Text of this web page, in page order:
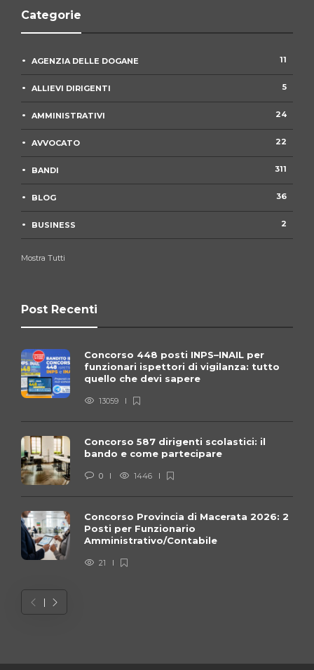
Categorie
AGENZIA DELLE DOGANE 11
ALLIEVI DIRIGENTI 5
AMMINISTRATIVI 24
AVVOCATO 22
BANDI 311
BLOG 36
BUSINESS 2
Mostra Tutti
Post Recenti
Concorso 448 posti INPS–INAIL per
funzionari ispettori di vigilanza: tutto
quello che devi sapere
13059
Concorso 587 dirigenti scolastici: il
bando e come partecipare
0 1446
Concorso Provincia di Macerata 2026: 2
Posti per Funzionario
Amministrativo/Contabile
21